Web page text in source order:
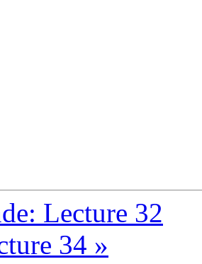
Lecture 32
34 »